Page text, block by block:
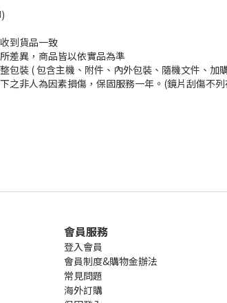
到貨品一致
差異，商品皆以依實品為準
裝 ( 包含主機、附件、內外包裝、隨機文件、加
之非人為因素損傷，保固服務一年。(鏡片刮傷不
會員服務
登入會員
會員制度&購物金辦法
常見問題
海外訂購